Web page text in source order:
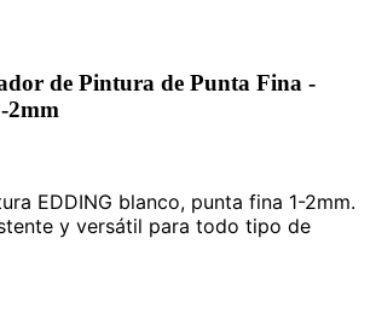
de Pintura de Punta Fina -
2mm
EDDING blanco, punta fina 1-2mm.
y versátil para todo tipo de